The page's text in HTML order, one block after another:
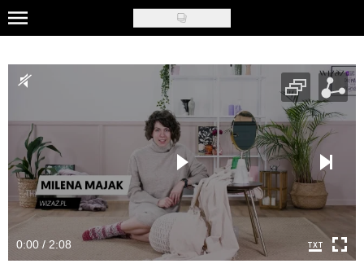
Skip
to
main
content
Moda
Ślub i wesele
Styl życia
Nasze akcje
Inspiracje
0:00 / 2:08